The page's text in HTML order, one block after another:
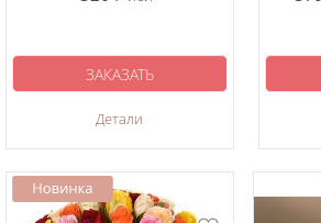
Детали
ЗАКАЗАТЬ